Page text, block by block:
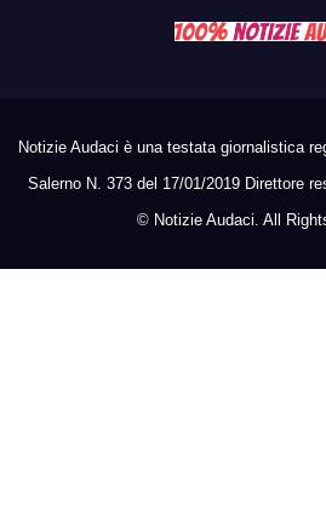
Notizie Audaci è una testata giornalistica
Salerno N. 373 del 17/01/2019 Direttore
© Notizie Audaci. All